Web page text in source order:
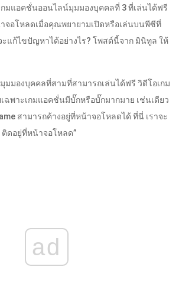
กมแอคชั่นออนไลน์มุมมองบุคคลที่ 3 ที่เล่นได้ฟรี
จอโหลดเมื่อคุณพยายามเปิดหรือเล่นบนพีซีที่
ะแก้ไขปัญหาได้อย่างไร? โพสต์นี้จาก มินิทูล ให้
มมองบุคคลที่สามที่สามารถเล่นได้ฟรี วิดีโอเกม
พาะเกมแอคชั่นมีบั๊กหรือบั๊กมากมาย เช่นเดียว
สามารถค้างอยู่ที่หน้าจอโหลดได้ ที่นี่ เราจะ
ดอยู่ที่หน้าจอโหลด”
ad